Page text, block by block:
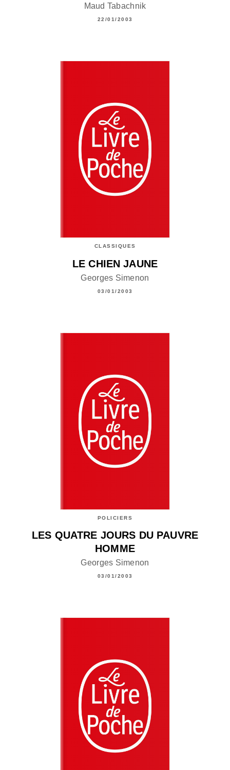
Maud Tabachnik
22/01/2003
CLASSIQUES
LE CHIEN JAUNE
Georges Simenon
03/01/2003
POLICIERS
LES QUATRE JOURS DU PAUVRE
HOMME
Georges Simenon
03/01/2003